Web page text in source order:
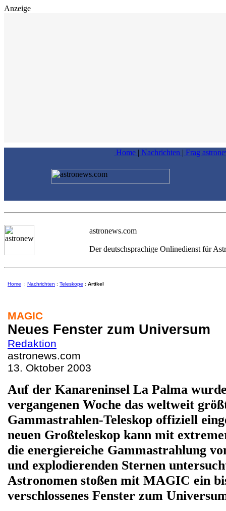
Anzeige
Home | Nachrichten | Frag
astronews.com
Der deutschsprachige Onlinedienst für
Home : Nachrichten : Teleskope : Artikel
MAGIC
Neues Fenster zum Universum
Redaktion
astronews.com
13. Oktober 2003
Auf der Kanareninsel La Palma
vergangenen Woche das weltweit
Gammastrahlen-Teleskop offiziell
neuen Großteleskop kann mit
die energiereiche Gammastrahlung
und explodierenden Sternen
Astronomen stoßen mit MAGIC ein
verschlossenes Fenster zum